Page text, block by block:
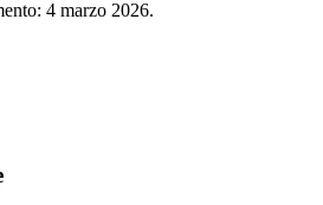
4 marzo 2026.